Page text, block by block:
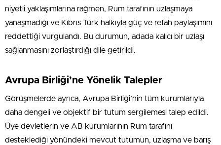
niyetli yaklaşımlarına rağmen, Rum tarafının uzlaşmaya
yanaşmadığı ve Kıbrıs Türk halkıyla güç ve refah paylaşımını
reddettiği vurgulandı. Bu durumun, adada kalıcı bir uzlaşı
sağlanmasını zorlaştırdığı dile getirildi.
Avrupa Birliği’ne Yönelik Talepler
Görüşmelerde ayrıca, Avrupa Birliği’nin tüm kurumlarıyla
daha dengeli ve objektif bir tutum sergilemesi talep edildi.
Üye devletlerin ve AB kurumlarının Rum tarafını
desteklediği yönündeki mevcut tutumun, uzlaşma ve barış